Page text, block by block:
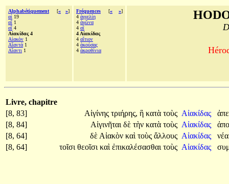
Alphabétiquement [« »]
αἱ 19
αἵ 1
αἳ 4
Αἰακίδας 4
Αἰακὸν 1
Αἴαντά 1
Αἴαντι 1
Fréquences [« »]
4 ἀγγελίη
4 ἀγῶνα
4 αἳ
4 Αἰακίδας
4 αἴτιον
4 ἀκούσας
4 ἀκροθίνια
Livre, chapitre
[8, 83]
Αἰγίνης τριήρης, ἣ κατὰ τοὺς Αἰακίδας
[8, 84]
Αἰγινῆται δὲ τὴν κατὰ τοὺς Αἰακίδας
[8, 64]
δὲ Αἰακὸν καὶ τοὺς ἄλλους Αἰακίδας
[8, 64]
τοῖσι θεοῖσι καὶ ἐπικαλέσασθαι τοὺς Αἰακίδας